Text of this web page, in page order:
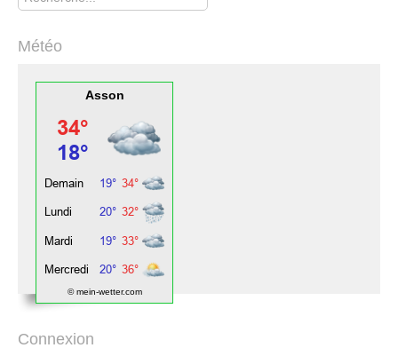
Météo
Asson
© mein-wetter.com
Connexion